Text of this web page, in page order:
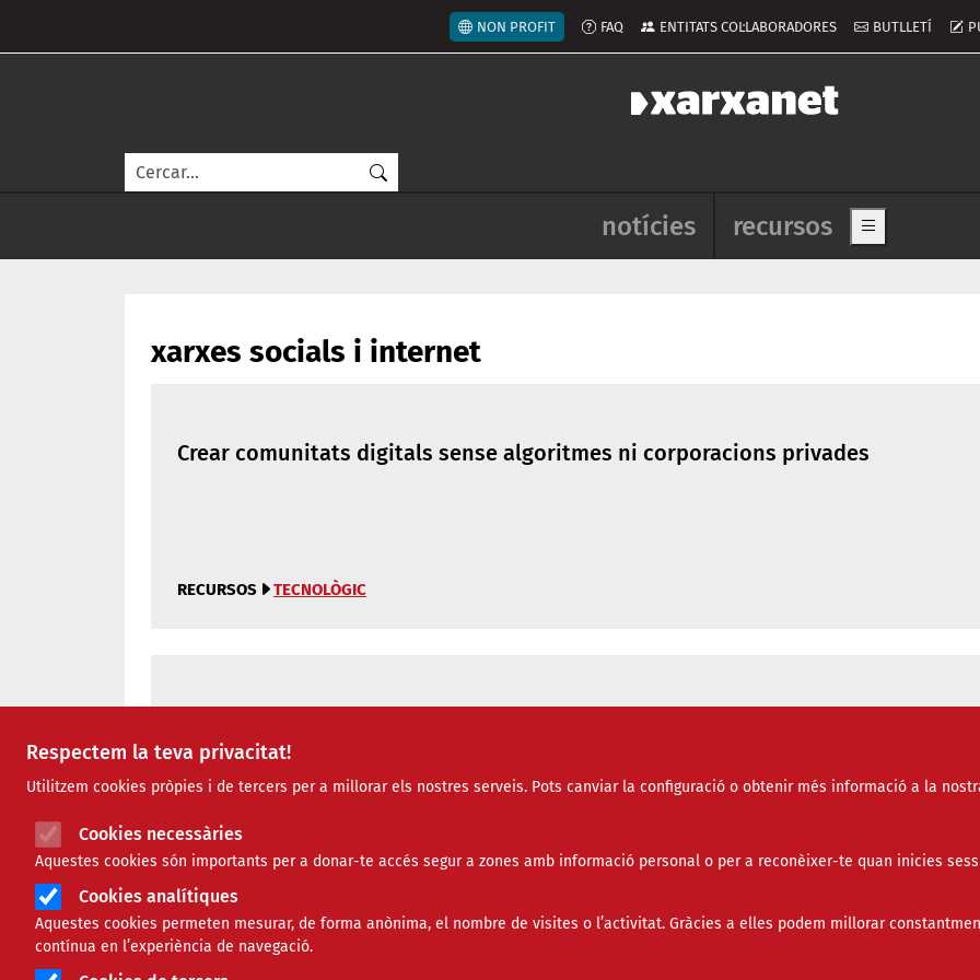
Respectem la teva privacitat!
Utilitzem cookies pròpies i de tercers per a millorar els nostres serveis. Pots canviar la configuració o obtenir més informació a la
Cookies necessàries
Aquestes cookies són importants per a donar-te accés segur a zones amb informació personal o per a reconèixer-te quan inicies
Cookies analítiques
Aquestes cookies permeten mesurar, de forma anònima, el nombre de visites o l’activitat. Gràcies a elles podem millorar
contínua en l’experiència de navegació.
Menú del compte d'usuari
NON PROFIT FAQ ENTITATS COL·LABORADORES BUTLLETÍ
Cerca
Navegació principal de
notícies recursos Show main
xarxes socials i internet
Crear comunitats digitals sense algoritmes ni corporacions privades
RECURSOS TECNOLÒGIC
RECURSOS TECNOLÒGIC